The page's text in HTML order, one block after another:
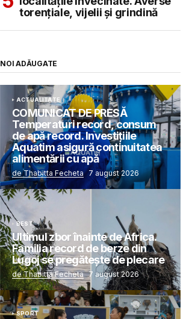
torențiale, vijelii și grindină
NOI ADĂUGATE
ACTUALITATE
COMUNICAT DE PRESĂ
Temperaturi record, consum
de apă record. Investițiile
Aquatim asigură continuitatea
alimentării cu apă
de Thabitta Fecheta 7 august 2026
BEST
Ultimul zbor înainte de Africa.
Familia record de berze din
Lugoj se pregătește de plecare
de Thabitta Fecheta 7 august 2026
SPORT